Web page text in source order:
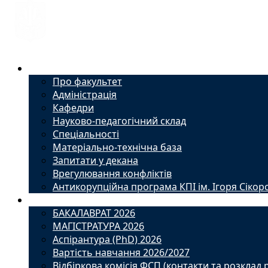
Про факультет
Адміністрація
Кафедри
Науково-педагогічний склад
Спеціальності
Матеріально-технічна база
Запитати у декана
Врегулювання конфліктів
Антикорупційна програма КПІ ім. Ігоря
БАКАЛАВРАТ 2026
МАГІСТРАТУРА 2026
Аспірантура (PhD) 2026
Вартість навчання 2026/2027